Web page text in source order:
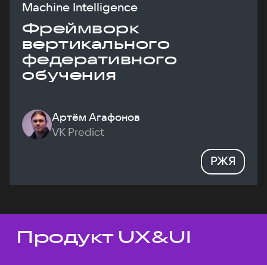
Machine Intelligence
Фреймворк
вертикального
федеративного
обучения
Артём Агафонов
VK Predict
РЖЯ
Темы докладов
Продукт UX&UI